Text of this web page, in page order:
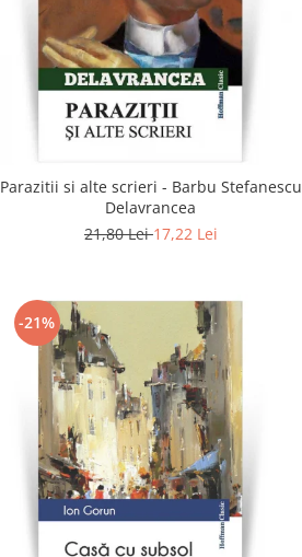
Parazitii si alte scrieri - Barbu Stefanescu
Delavrancea
21,80 Lei17,22 Lei
-21%